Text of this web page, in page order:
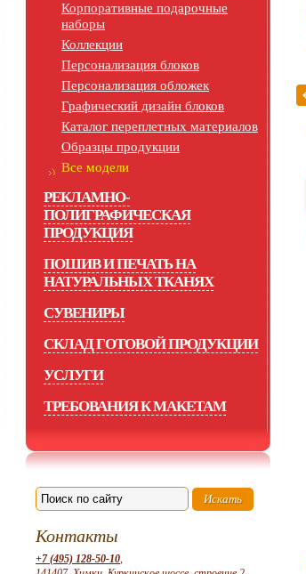
Корпоративные подарочные
наборы
Коллекции
Персонализация блоков
Персонализация обложек
Графический дизайн блоков
Каталог переплетных материалов
Образцы продукции
Все модели
РЕКЛАМНО-
ПОЛИГРАФИЧЕСКАЯ
ПРОДУКЦИЯ
ПОШИВ И ПЕЧАТЬ НА
НАТУРАЛЬНЫХ ТКАНЯХ
СУВЕНИРЫ
СКЛАД ГОТОВОЙ ПРОДУКЦИИ
УСЛУГИ
ТРЕБОВАНИЯ К МАКЕТАМ
Контакты
+7 (495) 128-50-10,